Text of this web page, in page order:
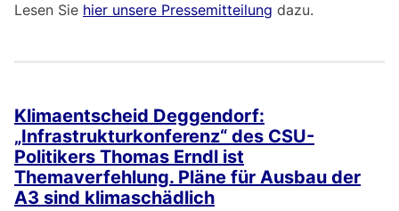
Lesen Sie hier unsere Pressemitteilung dazu.
Klimaentscheid Deggendorf:
„Infrastrukturkonferenz“ des CSU-
Politikers Thomas Erndl ist
Themaverfehlung. Pläne für Ausbau der
A3 sind klimaschädlich